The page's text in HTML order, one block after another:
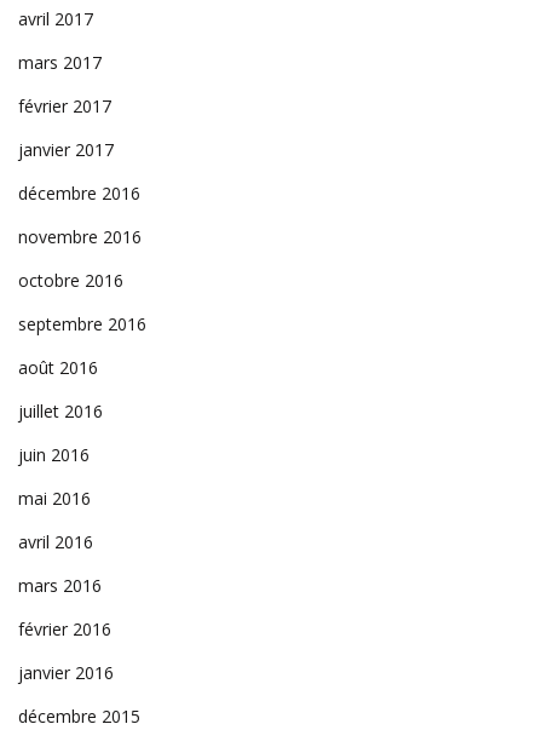
avril 2017
mars 2017
février 2017
janvier 2017
décembre 2016
novembre 2016
octobre 2016
septembre 2016
août 2016
juillet 2016
juin 2016
mai 2016
avril 2016
mars 2016
février 2016
janvier 2016
décembre 2015